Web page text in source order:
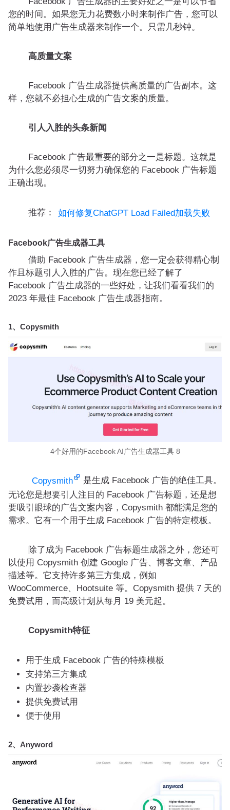
您的时间。如果您无力花费数小时来制作广告，您可以
简单地使用广告生成器来制作一个。只需几秒钟。
高质量文案
Facebook 广告生成器提供高质量的广告副本。这
样，您就不必担心生成的广告文案的质量。
引人入胜的头条新闻
Facebook 广告最重要的部分之一是标题。这就是
为什么您必须尽一切努力确保您的 Facebook 广告标题
正确出现。
推荐： 如何修复ChatGPT Load Failed加载失败
Facebook广告生成器工具
借助 Facebook 广告生成器，您一定会获得精心制
作且标题引人入胜的广告。现在您已经了解了
Facebook 广告生成器的一些好处，让我们看看我们的
2023 年最佳 Facebook 广告生成器指南。
1、Copysmith
4个好用的Facebook AI广告生成器工具 8
Copysmith
是生成 Facebook 广告的绝佳工具。
无论您是想要引人注目的 Facebook 广告标题，还是想
要吸引眼球的广告文案内容，Copysmith 都能满足您的
需求。它有一个用于生成 Facebook 广告的特定模板。
除了成为 Facebook 广告标题生成器之外，您还可
以使用 Copysmith 创建 Google 广告、博客文章、产品
描述等。它支持许多第三方集成，例如
WooCommerce、Hootsuite 等。Copysmith 提供 7 天的
免费试用，而高级计划从每月 19 美元起。
Copysmith特征
用于生成 Facebook 广告的特殊模板
支持第三方集成
内置抄袭检查器
提供免费试用
便于使用
2、Anyword